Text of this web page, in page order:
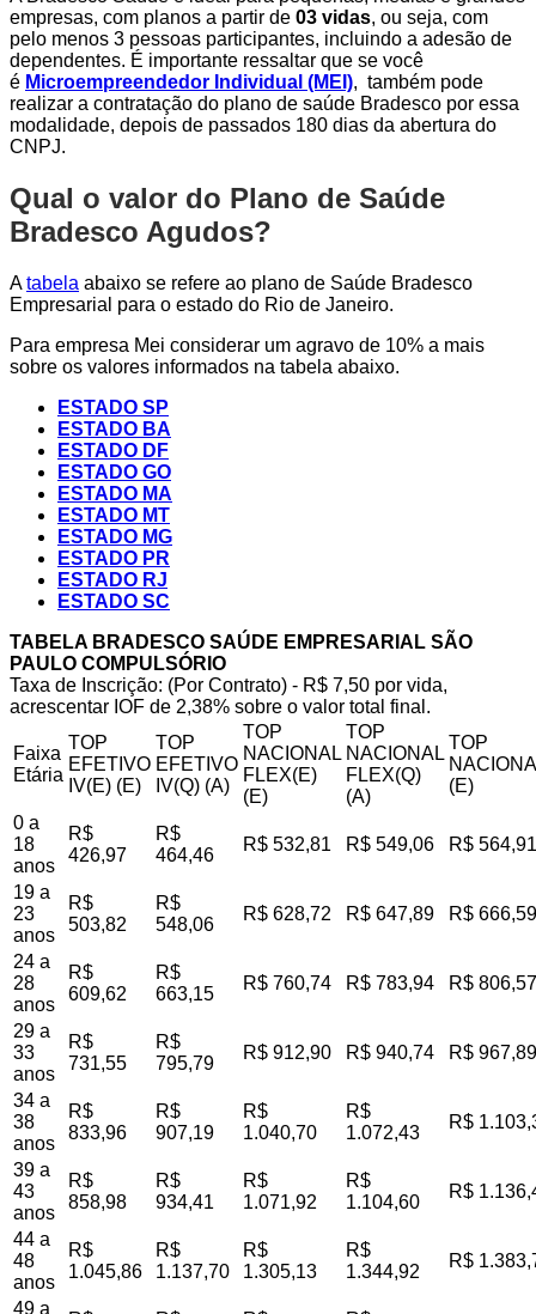
empresas, com planos a partir de 03 vidas, ou seja, com
pelo menos 3 pessoas participantes, incluindo a adesão de
dependentes. É importante ressaltar que se você
é Microempreendedor Individual (MEI), também pode
realizar a contratação do plano de saúde Bradesco por essa
modalidade, depois de passados 180 dias da abertura do
CNPJ.
Qual o valor do Plano de Saúde
Bradesco Agudos?
Atabela abaixo se refere ao plano de Saúde Bradesco
Empresarial para o estado do Rio de Janeiro.
Para empresa Mei considerar um agravo de 10% a mais
sobre os valores informados na tabela abaixo.
ESTADO SP
ESTADO BA
ESTADO DF
ESTADO GO
ESTADO MA
ESTADO MT
ESTADO MG
ESTADO PR
ESTADO RJ
ESTADO SC
TABELA BRADESCO SAÚDE EMPRESARIAL SÃO
PAULO COMPULSÓRIO
Taxa de Inscrição: (Por Contrato) - R$ 7,50 por vida,
acrescentar IOF de 2,38% sobre o valor total final.
Faixa
Etária
TOP
EFETIVO
IV(E) (E)
TOP
EFETIVO
IV(Q) (A)
TOP
NACIONAL
FLEX(E)
(E)
TOP
NACIONAL
FLEX(Q)
(A)
TOP
(E)
0 a
18
anos
R$
426,97
R$
464,46
R$ 532,81 R$ 549,06 R$ 564,91
19 a
23
anos
R$
503,82
R$
548,06
R$ 628,72 R$ 647,89 R$ 666,59
24 a
28
anos
R$
609,62
R$
663,15
R$ 760,74 R$ 783,94 R$ 806,57
29 a
33
anos
R$
731,55
R$
795,79
R$ 912,90 R$ 940,74 R$ 967,89
34 a
38
anos
R$
833,96
R$
907,19
R$
1.040,70
R$
1.072,43
R$
39 a
43
anos
R$
858,98
R$
934,41
R$
1.071,92
R$
1.104,60
R$
44 a
48
anos
R$
1.045,86
R$
1.137,70
R$
1.305,13
R$
1.344,92
R$
49 a